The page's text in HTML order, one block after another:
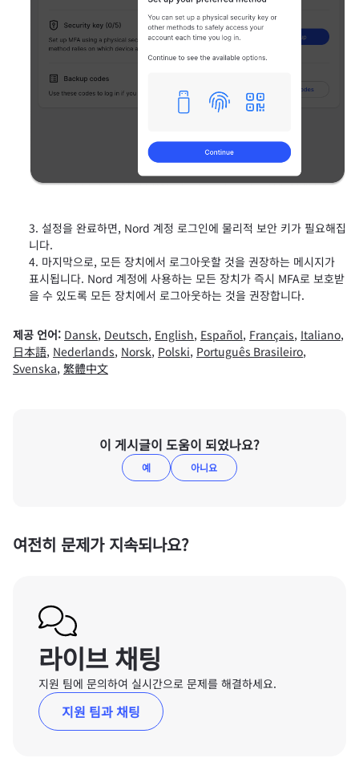
설정을 완료하면, Nord 계정 로그인에 물리적 보안 키가 필요해집
니다.
마지막으로, 모든 장치에서 로그아웃할 것을 권장하는 메시지가
표시됩니다. Nord 계정에 사용하는 모든 장치가 즉시 MFA로 보호받
을 수 있도록 모든 장치에서 로그아웃하는 것을 권장합니다.
제공 언어: Dansk, Deutsch, English, Español, Français, Italiano,
日本語, Nederlands, Norsk, Polski, Português Brasileiro,
Svenska, 繁體中文
이 게시글이 도움이 되었나요?
예 아니요
여전히 문제가 지속되나요?
라이브 채팅
지원 팀에 문의하여 실시간으로 문제를 해결하세요.
지원 팀과 채팅